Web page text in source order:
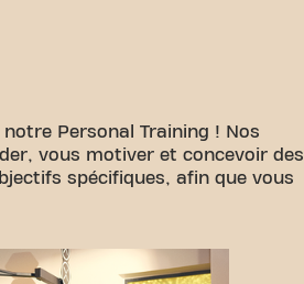
Personal Training ! Nos
vous motiver et concevoir des
spécifiques, afin que vous